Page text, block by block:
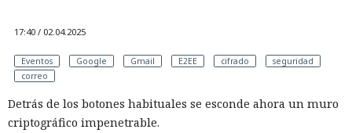
17:40 / 02.04.2025
Eventos Google Gmail E2EE cifrado
seguridad
correo
Detrás de los botones habituales se esconde ahora un muro
criptográfico impenetrable.